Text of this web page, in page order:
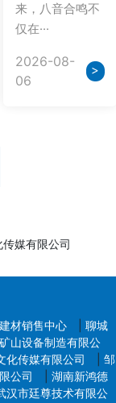
来，八音合鸣不
仅在···
2026-08-
06
>
媒有限公司
材销售中心
聊城
山设备制造有限公
化传媒有限公司
邹
公司
湖南新鸿德
汉市廷尊技术有限公